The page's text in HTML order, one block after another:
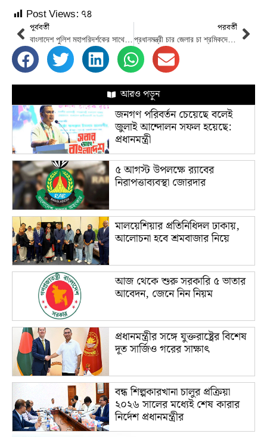
Post Views: ৭৪
পূর্ববর্তী
বাংলাদেশ পুলিশ মহাপরিদর্শকের সাথে জাতিসংঘ পুলেশ প্রধানের বৈঠক
পরবর্তী
প্রধানমন্ত্রী চার জেলার চা শ্রমিকদের কথা শুনলেন, ঘর দেওয়ার আশ্বাস দিলেন
আরও পড়ুন
জনগণ পরিবর্তন চেয়েছে বলেই
জুলাই আন্দোলন সফল হয়েছে:
প্রধানমন্ত্রী
৫ আগস্ট উপলক্ষে র‌্যাবের
নিরাপত্তাব্যবস্থা জোরদার
মালয়েশিয়ার প্রতিনিধিদল ঢাকায়,
আলোচনা হবে শ্রমবাজার নিয়ে
আজ থেকে শুরু সরকারি ৫ ভাতার
আবেদন, জেনে নিন নিয়ম
প্রধানমন্ত্রীর সঙ্গে যুক্তরাষ্ট্রের বিশেষ
দূত সার্জিও গরের সাক্ষাৎ
বন্ধ শিল্পকারখানা চালুর প্রক্রিয়া
২০২৬ সালের মধ্যেই শেষ কারার
নির্দেশ প্রধানমন্ত্রীর